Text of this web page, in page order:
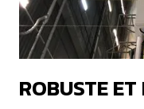
ROBUSTE